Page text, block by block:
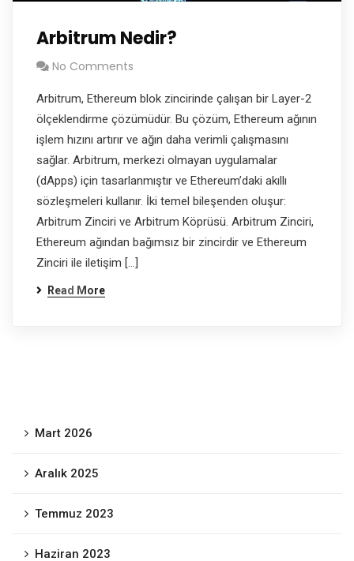
Arbitrum Nedir?
No Comments
Arbitrum, Ethereum blok zincirinde çalışan bir Layer-2
ölçeklendirme çözümüdür. Bu çözüm, Ethereum ağının
işlem hızını artırır ve ağın daha verimli çalışmasını
sağlar. Arbitrum, merkezi olmayan uygulamalar
(dApps) için tasarlanmıştır ve Ethereum’daki akıllı
sözleşmeleri kullanır. İki temel bileşenden oluşur:
Arbitrum Zinciri ve Arbitrum Köprüsü. Arbitrum Zinciri,
Ethereum ağından bağımsız bir zincirdir ve Ethereum
Zinciri ile iletişim […]
Read More
Mart 2026
Aralık 2025
Temmuz 2023
Haziran 2023